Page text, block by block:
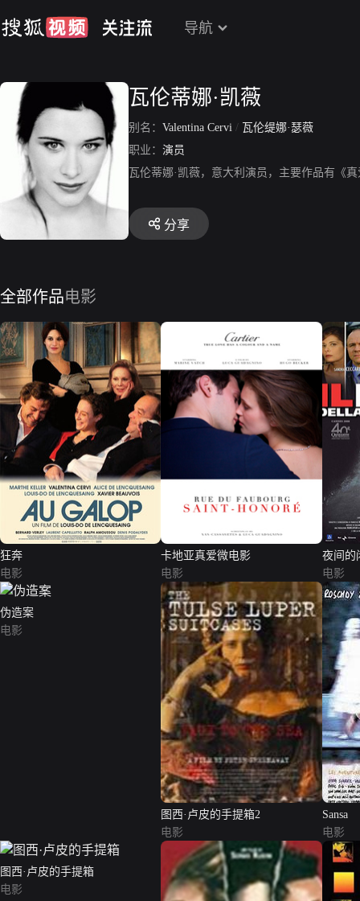
导航
瓦伦蒂娜·凯薇
别名： Valentina Cervi / 瓦伦缇娜·瑟薇
职业： 演员
瓦伦蒂娜·凯薇，意大利演员，主要作品有《
分享
全部作品电影
狂奔
电影
卡地亚真爱微电影
电影
夜间的
电影
伪造案
电影
图西·卢皮的手提箱2
电影
Sansa
电影
图西·卢皮的手提箱
电影